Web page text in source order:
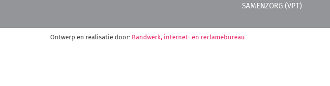
SAMENZORG (VPT)
Ontwerp en realisatie door: Bandwerk, internet- en reclamebureau